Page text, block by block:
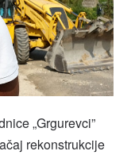
„Grgurevci”
rekonstrukcije